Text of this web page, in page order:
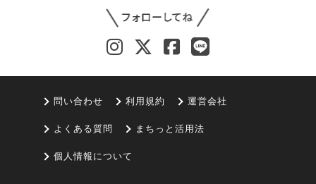
問い合わせ 利用規約 運営会社
よくある質問 まちっと活用法
個人情報について